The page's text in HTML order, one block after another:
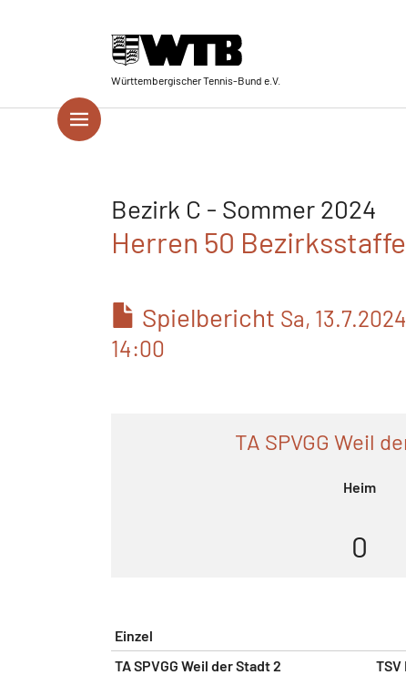
Württembergischer Tennis-Bund e.V.
Bezirk C - Sommer 2024
Herren 50
Spielbericht Sa, 13.7.2024
14:00
TA SPVGG Weil
Heim
0
Einzel
TA SPVGG Weil der Stadt 2
TSV